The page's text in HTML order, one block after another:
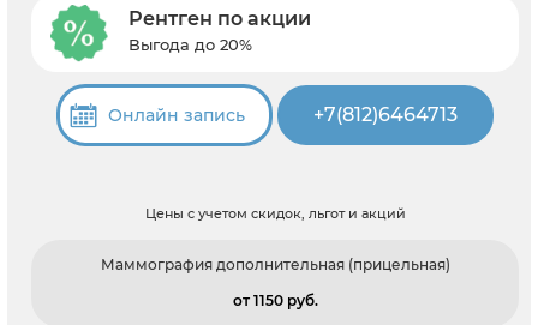
Рентген по акции
Выгода до 20%
Онлайн запись +7(812)6464713
Цены с учетом скидок, льгот и акций
Маммография дополнительная (прицельная)
от 1150 pуб.